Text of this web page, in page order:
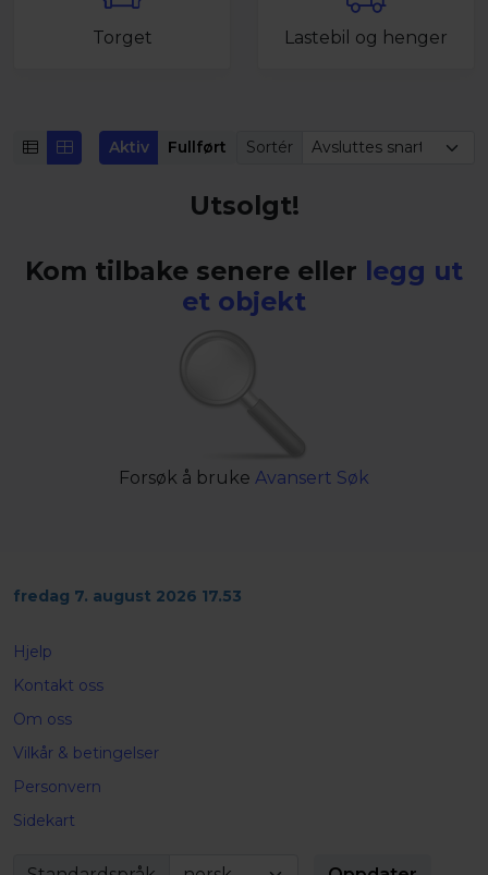
Torget Lastebil og henger
Aktiv Fullført Sortér
Utsolgt!
Kom tilbake senere eller legg ut
et objekt
Forsøk å bruke Avansert Søk
fredag 7. august 2026 17.53
Hjelp
Kontakt oss
Om oss
Vilkår & betingelser
Personvern
Sidekart